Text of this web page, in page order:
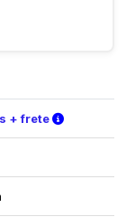
+ frete Verifique